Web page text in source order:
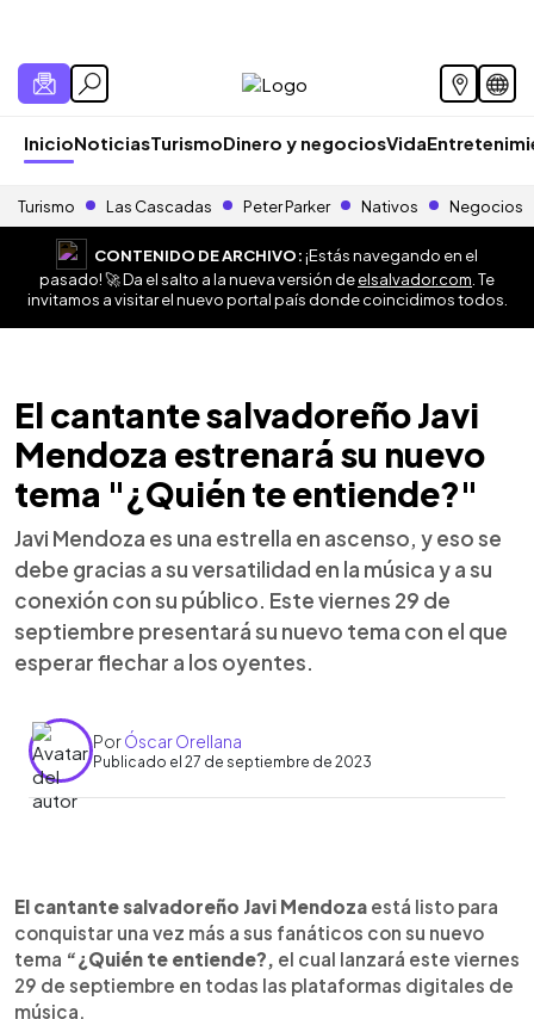
InicioNoticiasTurismoDinero y negociosVida
Turismo Las Cascadas Peter Parker Nativos Negocios
CONTENIDO DE ARCHIVO:¡Estás navegando en el
pasado! 🚀 Da el salto a la nueva versión deelsalvador.com . Te
invitamos a visitar el nuevo portal país donde coincidimos todos.
El cantante salvadoreño Javi
Mendoza estrenará su nuevo
tema "¿Quién te entiende?"
Javi Mendoza es una estrella en ascenso, y eso se
debe gracias a su versatilidad en la música y a su
conexión con su público. Este viernes 29 de
septiembre presentará su nuevo tema con el que
esperar flechar a los oyentes.
PorÓscar Orellana
Publicado el 27 de septiembre de 2023
► Escuchar artículo
El cantante salvadoreño Javi Mendoza está listo para
conquistar una vez más a sus fanáticos con su nuevo
tema “¿Quién te entiende?, el cual lanzará este viernes
29 de septiembre en todas las plataformas digitales de
música.